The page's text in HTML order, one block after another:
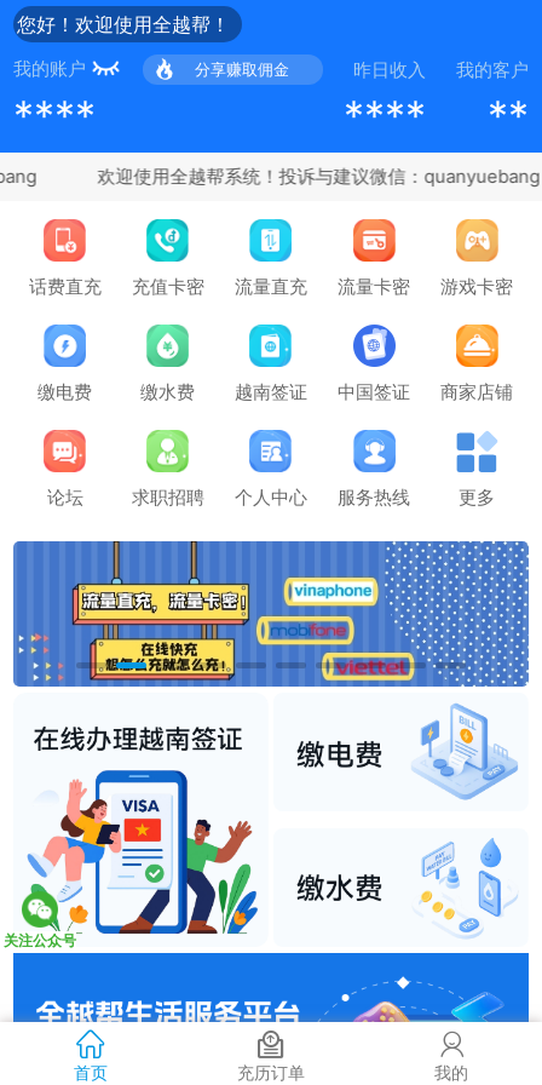
您好！欢迎使用全越帮！
我的账户 分享赚取佣金 昨日收入 我的客户
**** **** **
话费直充 充值卡密 流量直充 流量卡密 游戏卡密
缴电费 缴水费 越南签证 中国签证 商家店铺
论坛 求职招聘 个人中心 服务热线 更多
关注公众号
首页 充历订单 我的